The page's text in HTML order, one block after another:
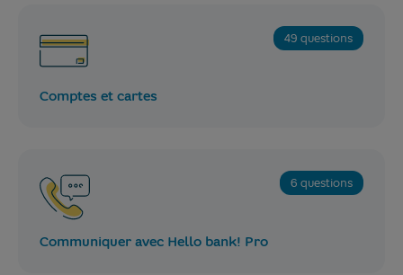
49 questions
Comptes et cartes
6 questions
Communiquer avec Hello bank! Pro